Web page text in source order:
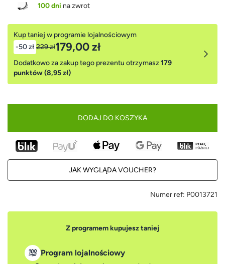
100 dni na zwrot
Kup taniej w programie lojalnościowym
-50 zł 229 zł179,00 zł
Dodatkowo za zakup tego prezentu otrzymasz179
punktów (8,95 zł)
DODAJ DO KOSZYKA
JAK WYGLĄDA VOUCHER?
Numer ref: P0013721
Z programem kupujesz taniej
Program lojalnościowy